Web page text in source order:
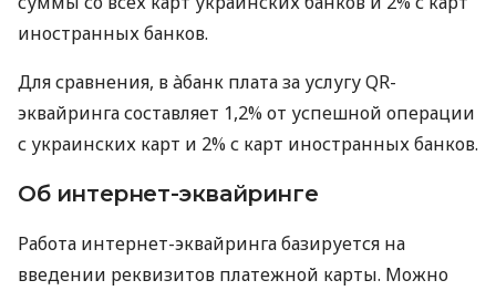
иностранных банков.
Для сравнения, в àбанк плата за услугу QR-
эквайринга составляет 1,2% от успешной операции
с украинских карт и 2% с карт иностранных банков.
Об интернет-эквайринге
Работа интернет-эквайринга базируется на
введении реквизитов платежной карты. Можно